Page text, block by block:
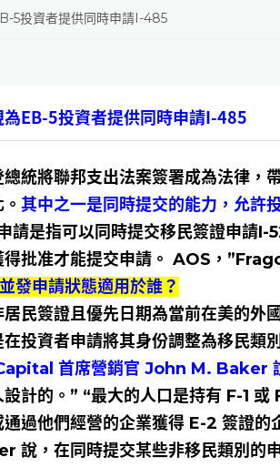
5投資者提供同時申請I-485
為EB-5投資者提供同時申請I-485
總統將聯邦支出法案簽署成為法律，
其中之一是同時提交的能力，允許
請是指可以同時提交移民簽證申請
得批准才能提交申請。 AOS，
發申請狀態適用於誰？
居民簽證且優先日期為當前在美的
在投資者申請將其身份調整為移民類
首席營銷官 John M. Baker
設計的。” “最大的人口是持有 F-1
通過他們經營的企業獲得 E-2 簽證的
說，在同時提交某些非移民類別的